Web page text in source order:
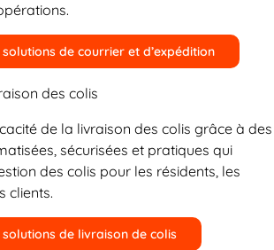
de courrier et d’expédition
des colis
de la livraison des colis grâce à des
sécurisées et pratiques qui
des colis pour les résidents, les
clients.
de livraison de colis